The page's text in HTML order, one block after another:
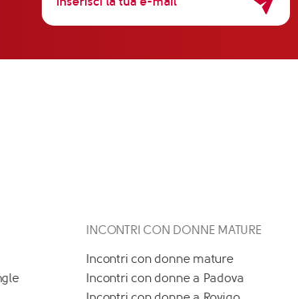
INCONTRI CON DONNE MATURE
Incontri con donne mature
Incontri con donne a Padova